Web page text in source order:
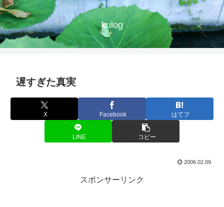
kulog
遅すぎた真実
X Facebook はてブ
LINE コピー
2006.02.09
スポンサーリンク